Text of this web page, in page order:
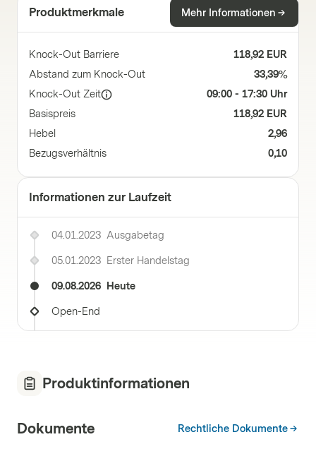
Produktmerkmale Mehr Informationen
Knock-Out Barriere
118,92 EUR
Abstand zum Knock-Out
33,39%
Knock-Out Zeit
09:00 - 17:30 Uhr
Basispreis
118,92 EUR
Hebel
2,96
Bezugsverhältnis
0,10
Informationen zur Laufzeit
04.01.2023 Ausgabetag
05.01.2023 Erster Handelstag
09.08.2026 Heute
Open-End
Produktinformationen
Dokumente Rechtliche Dokumente